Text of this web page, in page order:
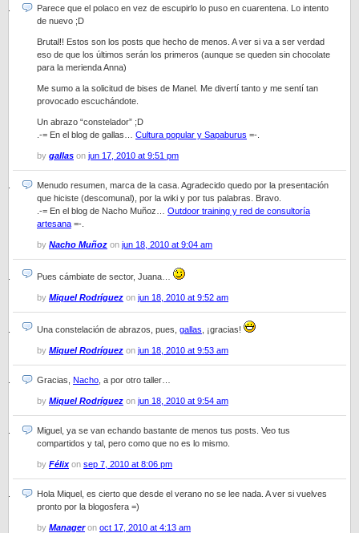
Parece que el polaco en vez de escupirlo lo puso en cuarentena. Lo intento
de nuevo ;D
Brutal!! Estos son los posts que hecho de menos. A ver si va a ser verdad
eso de que los últimos serán los primeros (aunque se queden sin chocolate
para la merienda Anna)
Me sumo a la solicitud de bises de Manel. Me divertí tanto y me sentí tan
provocado escuchándote.
Un abrazo “constelador” ;D
.-= En el blog de gallas… Cultura popular y Sapaburus =-.
by gallas on jun 17, 2010 at 9:51 pm
Menudo resumen, marca de la casa. Agradecido quedo por la presentación
que hiciste (descomunal), por la wiki y por tus palabras. Bravo.
.-= En el blog de Nacho Muñoz… Outdoor training y red de consultoría
artesana =-.
by Nacho Muñoz on jun 18, 2010 at 9:04 am
Pues cámbiate de sector, Juana…
by Miquel Rodríguez on jun 18, 2010 at 9:52 am
Una constelación de abrazos, pues, gallas , ¡gracias!
by Miquel Rodríguez on jun 18, 2010 at 9:53 am
Gracias, Nacho , a por otro taller…
by Miquel Rodríguez on jun 18, 2010 at 9:54 am
Miguel, ya se van echando bastante de menos tus posts. Veo tus
compartidos y tal, pero como que no es lo mismo.
by Félixon sep 7, 2010 at 8:06 pm
Hola Miquel, es cierto que desde el verano no se lee nada. A ver si vuelves
pronto por la blogosfera =)
by Manageron oct 17, 2010 at 4:13 am